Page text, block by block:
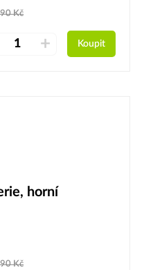
Kč
+ Koupit
horní
Kč